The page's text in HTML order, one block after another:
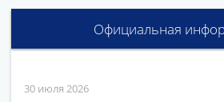
Официальная
30 июля 2026